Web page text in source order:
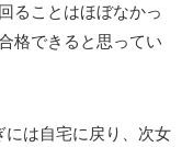
ることはほぼなかっ
格できると思ってい
には自宅に戻り、次女